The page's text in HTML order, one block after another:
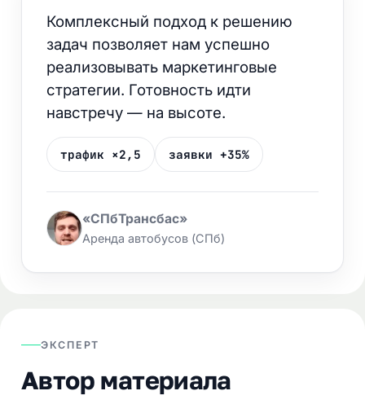
Комплексный подход к решению
задач позволяет нам успешно
реализовывать маркетинговые
стратегии. Готовность идти
навстречу — на высоте.
трафик ×2,5 заявки +35%
«СПбТрансбас»
Аренда автобусов (СПб)
ЭКСПЕРТ
Автор материала